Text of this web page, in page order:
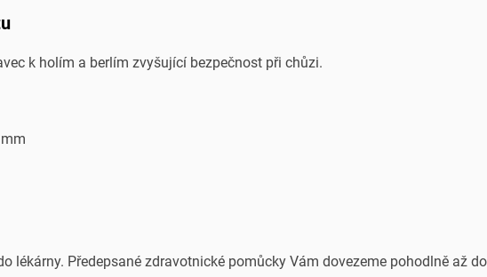
k holím a berlím zvyšující bezpečnost při chůzi.
lékárny. Předepsané zdravotnické pomůcky Vám dovezeme pohodlně až